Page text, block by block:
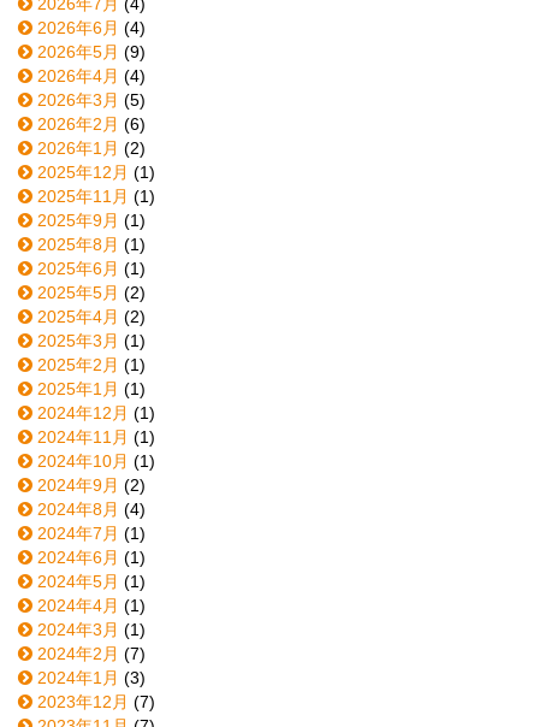
2026年6月 (4)
2026年5月 (9)
2026年4月 (4)
2026年3月 (5)
2026年2月 (6)
2026年1月 (2)
2025年12月 (1)
2025年11月 (1)
2025年9月 (1)
2025年8月 (1)
2025年6月 (1)
2025年5月 (2)
2025年4月 (2)
2025年3月 (1)
2025年2月 (1)
2025年1月 (1)
2024年12月 (1)
2024年11月 (1)
2024年10月 (1)
2024年9月 (2)
2024年8月 (4)
2024年7月 (1)
2024年6月 (1)
2024年5月 (1)
2024年4月 (1)
2024年3月 (1)
2024年2月 (7)
2024年1月 (3)
2023年12月 (7)